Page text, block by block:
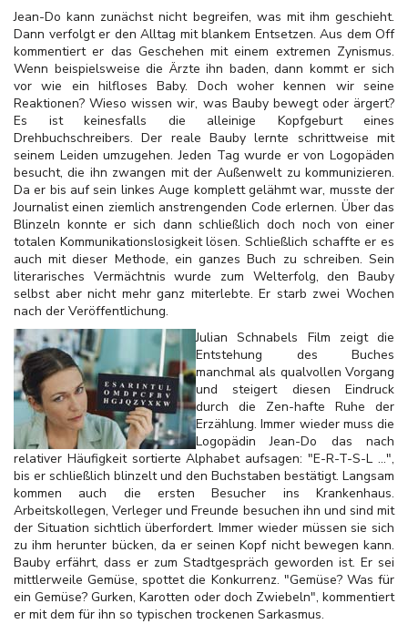
Jean-Do kann zunächst nicht begreifen, was mit ihm geschieht.
Dann verfolgt er den Alltag mit blankem Entsetzen. Aus dem Off
kommentiert er das Geschehen mit einem extremen Zynismus.
Wenn beispielsweise die Ärzte ihn baden, dann kommt er sich
vor wie ein hilfloses Baby. Doch woher kennen wir seine
Reaktionen? Wieso wissen wir, was Bauby bewegt oder ärgert?
Es ist keinesfalls die alleinige Kopfgeburt eines
Drehbuchschreibers. Der reale Bauby lernte schrittweise mit
seinem Leiden umzugehen. Jeden Tag wurde er von Logopäden
besucht, die ihn zwangen mit der Außenwelt zu kommunizieren.
Da er bis auf sein linkes Auge komplett gelähmt war, musste der
Journalist einen ziemlich anstrengenden Code erlernen. Über das
Blinzeln konnte er sich dann schließlich doch noch von einer
totalen Kommunikationslosigkeit lösen. Schließlich schaffte er es
auch mit dieser Methode, ein ganzes Buch zu schreiben. Sein
literarisches Vermächtnis wurde zum Welterfolg, den Bauby
selbst aber nicht mehr ganz miterlebte. Er starb zwei Wochen
nach der Veröffentlichung.
Julian Schnabels Film zeigt die
Entstehung des Buches
manchmal als qualvollen Vorgang
und steigert diesen Eindruck
durch die Zen-hafte Ruhe der
Erzählung. Immer wieder muss die
Logopädin Jean-Do das nach
relativer Häufigkeit sortierte Alphabet aufsagen: "E-R-T-S-L ...",
bis er schließlich blinzelt und den Buchstaben bestätigt. Langsam
kommen auch die ersten Besucher ins Krankenhaus.
Arbeitskollegen, Verleger und Freunde besuchen ihn und sind mit
der Situation sichtlich überfordert. Immer wieder müssen sie sich
zu ihm herunter bücken, da er seinen Kopf nicht bewegen kann.
Bauby erfährt, dass er zum Stadtgespräch geworden ist. Er sei
mittlerweile Gemüse, spottet die Konkurrenz. "Gemüse? Was für
ein Gemüse? Gurken, Karotten oder doch Zwiebeln", kommentiert
er mit dem für ihn so typischen trockenen Sarkasmus.